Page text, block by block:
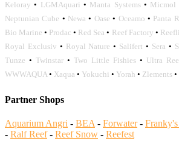
Keloray • LGMAquari • Manta Systems• Micmol
Neptunian Cube • Newa • Oase • Oceamo • Panta
Bio Marine • Prodac • Red Sea • Reef Factory •
Royal Exclusiv • Royal Nature • Salifert • Sera •
Tunze • Twinstar • Two Little Fishies • Ultra
WWWAQUA• Xaqua • Yokuchi • Yorah • Zlements •
Partner Shops
Aquarium Angri - BEA - Forwater-
- Ralf Reef- Reef Snow - Reefest